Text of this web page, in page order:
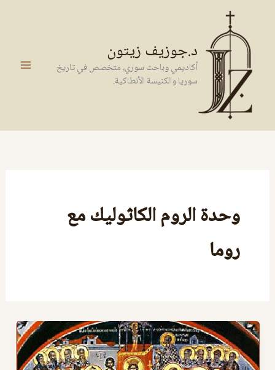
المحتوى
د.جوزيف زيتون
أكاديمي وباحث سوري، متخصص في تاريخ
سوريا والكنيسة الأنطاكية.
وحدة الروم الكاثوليك مع
روما